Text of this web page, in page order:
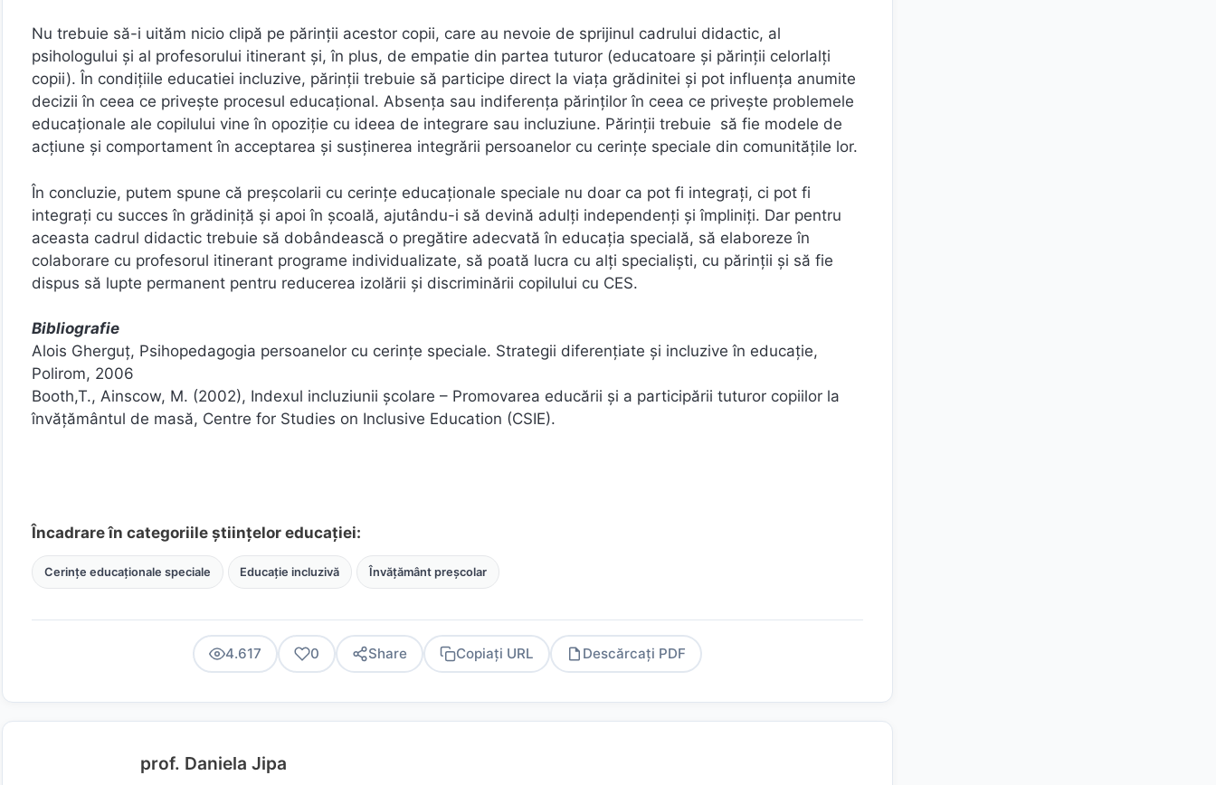
Nu trebuie să-i uităm nicio clipă pe părinții acestor copii, care au nevoie de sprijinul cadrului didactic, al
psihologului și al profesorului itinerant și, în plus, de empatie din partea tuturor (educatoare și părinții celorlalți
copii). În condiţiile educatiei incluzive, părinţii trebuie să participe direct la viaţa grădinitei şi pot influenţa anumite
decizii în ceea ce privește procesul educaţional. Absenţa sau indiferenţa părinţilor în ceea ce priveşte problemele
educaţionale ale copilului vine în opoziţie cu ideea de integrare sau incluziune. Părinții trebuie să fie modele de
acţiune şi comportament în acceptarea şi susţinerea integrării persoanelor cu cerinţe speciale din comunitățile lor.
În concluzie, putem spune că preșcolarii cu cerințe educaționale speciale nu doar ca pot fi integrați, ci pot fi
integrați cu succes în grădiniță și apoi în școală, ajutându-i să devină adulți independenți și împliniți. Dar pentru
aceasta cadrul didactic trebuie să dobândească o pregătire adecvată în educația specială, să elaboreze în
colaborare cu profesorul itinerant programe individualizate, să poată lucra cu alți specialiști, cu părinții și să fie
dispus să lupte permanent pentru reducerea izolării și discriminării copilului cu CES.
Bibliografie
Alois Gherguț, Psihopedagogia persoanelor cu cerințe speciale. Strategii diferențiate și incluzive în educație,
Polirom, 2006
Booth,T., Ainscow, M. (2002), Indexul incluziunii școlare – Promovarea educării şi a participării tuturor copiilor la
învățământul de masă, Centre for Studies on Inclusive Education (CSIE).
Încadrare în categoriile științelor educației:
Cerințe educaționale speciale Educație incluzivă Învățământ preșcolar
4.617 0 Share Copiați URL Descărcați PDF
prof. Daniela Jipa